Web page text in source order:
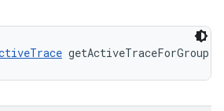
getActiveTraceForGroup